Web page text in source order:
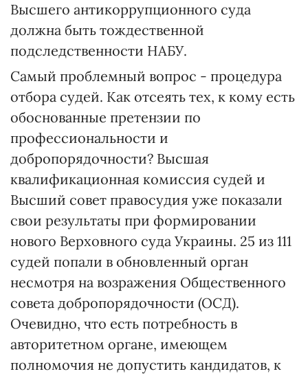
Высшего антикоррупционного суда
должна быть тождественной
подследственности НАБУ.
Самый проблемный вопрос - процедура
отбора судей. Как отсеять тех, к кому есть
обоснованные претензии по
профессиональности и
добропорядочности? Высшая
квалификационная комиссия судей и
Высший совет правосудия уже показали
свои результаты при формировании
нового Верховного суда Украины. 25 из 111
судей попали в обновленный орган
несмотря на возражения Общественного
совета добропорядочности (ОСД).
Очевидно, что есть потребность в
авторитетном органе, имеющем
полномочия не допустить кандидатов, к